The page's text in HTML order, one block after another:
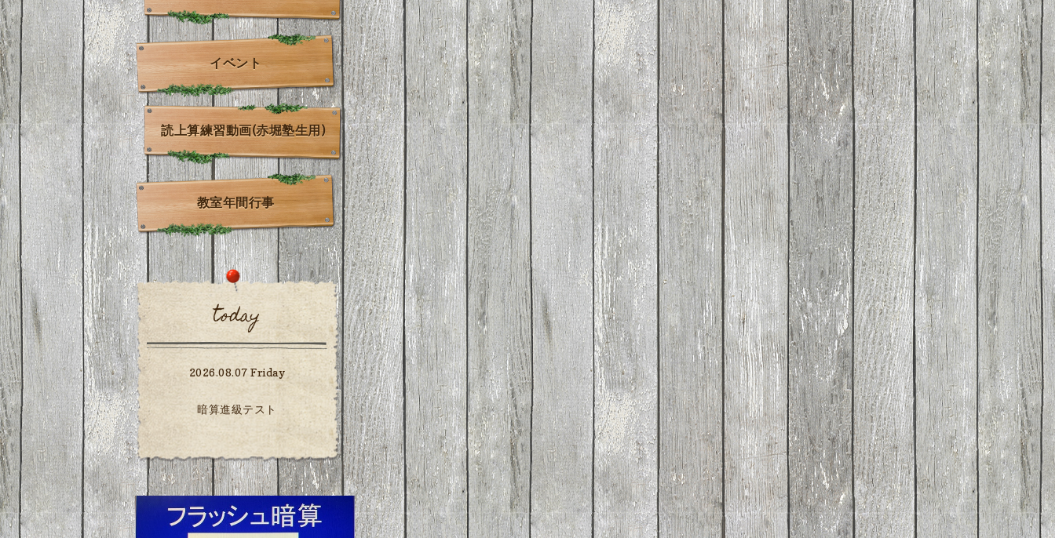
イベント
読上算練習動画(赤堀塾生用)
教室年間行事
today
2026.08.07 Friday
暗算進級テスト